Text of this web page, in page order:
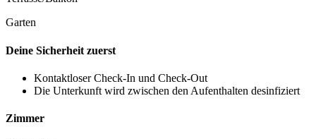
Garten
Deine Sicherheit zuerst
Kontaktloser Check-In und Check-Out
Die Unterkunft wird zwischen den Aufenthalten desinfiziert
Zimmer